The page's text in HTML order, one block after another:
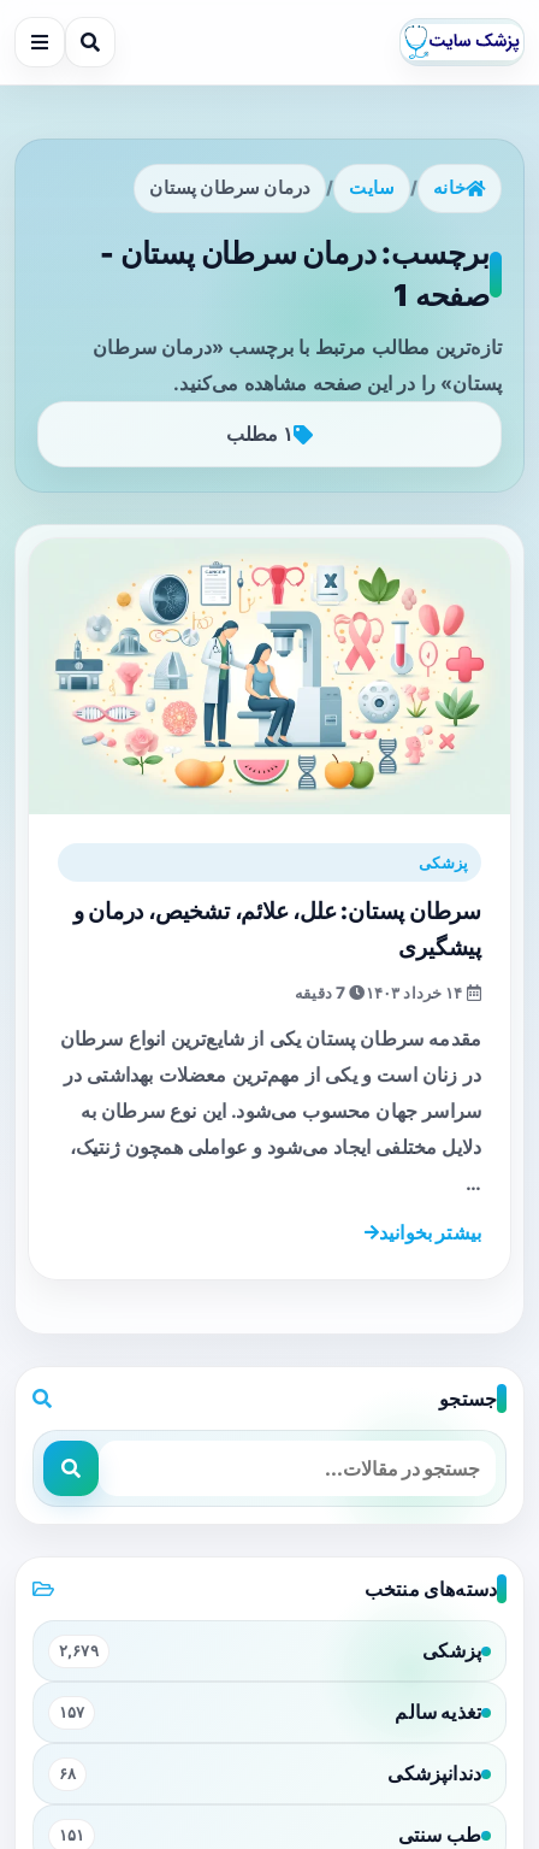
خانه / سایت / درمان سرطان پستان
برچسب: درمان سرطان پستان -
صفحه 1
تازه‌ترین مطالب مرتبط با برچسب «درمان سرطان
پستان» را در این صفحه مشاهده می‌کنید.
۱ مطلب
پزشکی
سرطان پستان: علل، علائم، تشخیص، درمان و
پیشگیری
7 دقیقه
مقدمه سرطان پستان یکی از شایع‌ترین انواع سرطان
در زنان است و یکی از مهم‌ترین معضلات بهداشتی در
سراسر جهان محسوب می‌شود. این نوع سرطان به
دلایل مختلفی ایجاد می‌شود و عواملی همچون ژنتیک،
…
بیشتر بخوانید
جستجو
دسته‌های منتخب
پزشکی ۲,۶۷۹
تغذیه سالم ۱۵۷
دندانپزشکی ۶۸
طب سنتی ۱۵۱